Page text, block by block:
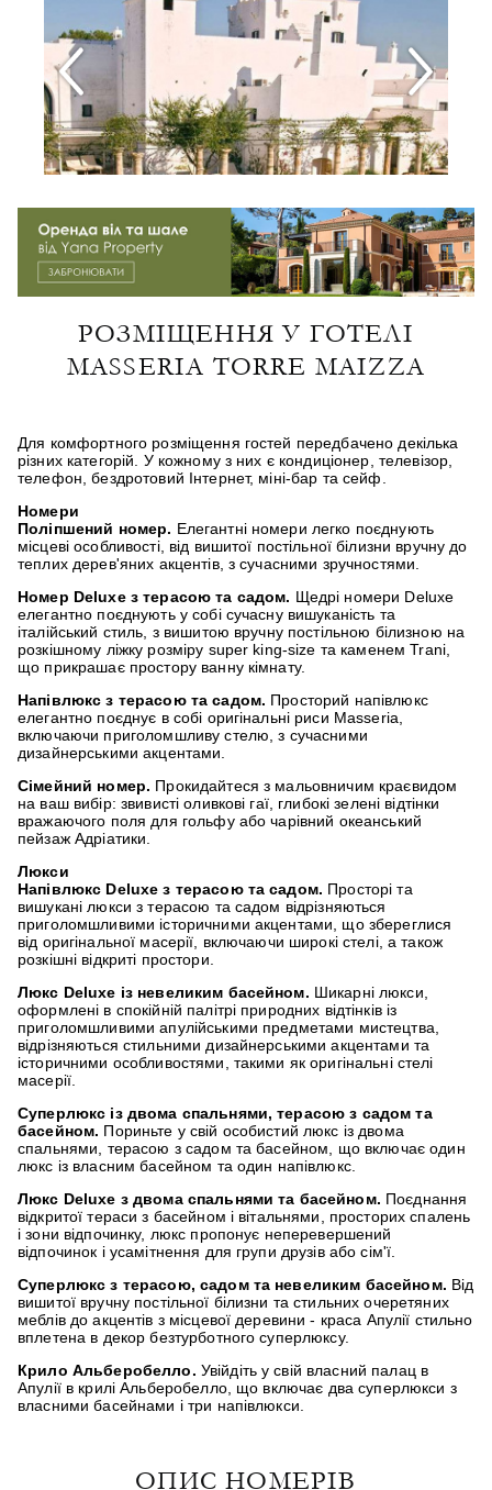
РОЗМІЩЕННЯ У ГОТЕЛІ
MASSERIA TORRE MAIZZA
Для комфортного розміщення гостей передбачено декілька
різних категорій. У кожному з них є кондиціонер, телевізор,
телефон, бездротовий Інтернет, міні-бар та сейф.
Номери
Поліпшений номер. Елегантні номери легко поєднують
місцеві особливості, від вишитої постільної білизни вручну до
теплих дерев'яних акцентів, з сучасними зручностями.
Номер Deluxe з терасою та садом. Щедрі номери Deluxe
елегантно поєднують у собі сучасну вишуканість та
італійський стиль, з вишитою вручну постільною білизною на
розкішному ліжку розміру super king-size та каменем Trani,
що прикрашає простору ванну кімнату.
Напівлюкс з терасою та садом. Просторий напівлюкс
елегантно поєднує в собі оригінальні риси Masseria,
включаючи приголомшливу стелю, з сучасними
дизайнерськими акцентами.
Сімейний номер. Прокидайтеся з мальовничим краєвидом
на ваш вибір: звивисті оливкові гаї, глибокі зелені відтінки
вражаючого поля для гольфу або чарівний океанський
пейзаж Адріатики.
Люкси
Напівлюкс Deluxe з терасою та садом. Просторі та
вишукані люкси з терасою та садом відрізняються
приголомшливими історичними акцентами, що збереглися
від оригінальної масерії, включаючи широкі стелі, а також
розкішні відкриті простори.
Люкс Deluxe із невеликим басейном. Шикарні люкси,
оформлені в спокійній палітрі природних відтінків із
приголомшливими апулійськими предметами мистецтва,
відрізняються стильними дизайнерськими акцентами та
історичними особливостями, такими як оригінальні стелі
масерії.
Суперлюкс із двома спальнями, терасою з садом та
басейном. Пориньте у свій особистий люкс із двома
спальнями, терасою з садом та басейном, що включає один
люкс із власним басейном та один напівлюкс.
Люкс Deluxe з двома спальнями та басейном. Поєднання
відкритої тераси з басейном і вітальнями, просторих спалень
і зони відпочинку, люкс пропонує неперевершений
відпочинок і усамітнення для групи друзів або сім'ї.
Суперлюкс з терасою, садом та невеликим басейном. Від
вишитої вручну постільної білизни та стильних очеретяних
меблів до акцентів з місцевої деревини - краса Апулії стильно
вплетена в декор безтурботного суперлюксу.
Крило Альберобелло. Увійдіть у свій власний палац в
Апулії в крилі Альберобелло, що включає два суперлюкси з
власними басейнами і три напівлюкси.
ОПИС НОМЕРІВ